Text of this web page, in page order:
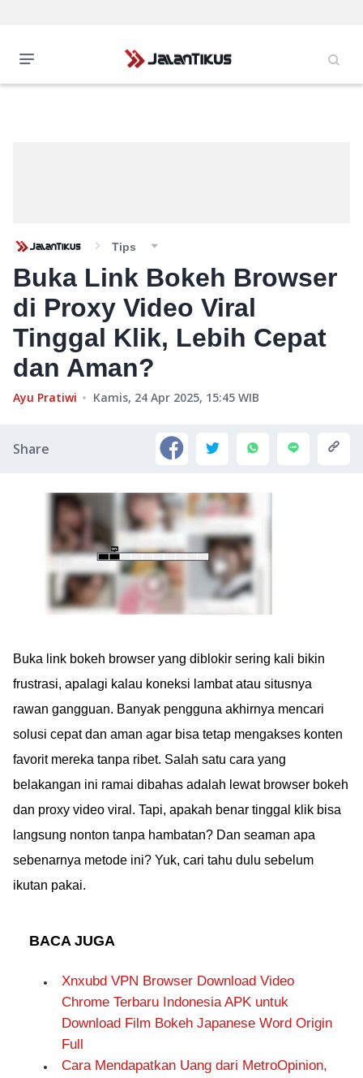
Tips
Buka Link Bokeh Browser
di Proxy Video Viral
Tinggal Klik, Lebih Cepat
dan Aman?
Ayu Pratiwi Kamis, 24 Apr 2025, 15:45 WIB
Share
Buka link bokeh browser yang diblokir sering kali bikin
frustrasi, apalagi kalau koneksi lambat atau situsnya
rawan gangguan. Banyak pengguna akhirnya mencari
solusi cepat dan aman agar bisa tetap mengakses konten
favorit mereka tanpa ribet. Salah satu cara yang
belakangan ini ramai dibahas adalah lewat browser bokeh
dan proxy video viral. Tapi, apakah benar tinggal klik bisa
langsung nonton tanpa hambatan? Dan seaman apa
sebenarnya metode ini? Yuk, cari tahu dulu sebelum
ikutan pakai.
BACA JUGA
Xnxubd VPN Browser Download Video
Chrome Terbaru Indonesia APK untuk
Download Film Bokeh Japanese Word Origin
Full
Cara Mendapatkan Uang dari MetroOpinion,